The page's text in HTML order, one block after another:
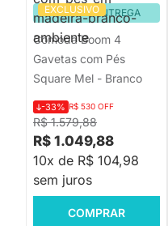
EXCLUSIVO
PRONTA ENTREGA
Cômoda Boom 4
Gavetas com Pés
Square Mel - Branco
R$ 1.579,88
-33% R$ 530 OFF
R$ 1.049,88
10x de R$ 104,98
sem juros
COMPRAR